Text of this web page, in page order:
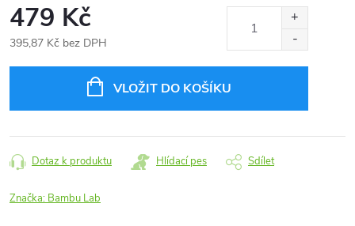
479 Kč
395,87 Kč bez DPH
VLOŽIT DO KOŠÍKU
Dotaz k produktu Hlídací pes Sdílet
Značka: Bambu Lab